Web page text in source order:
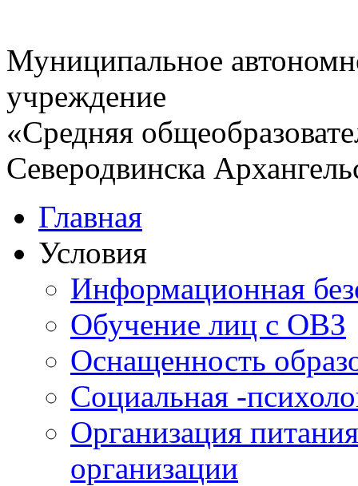
Муниципальное
учреждение
«Средняя
Северодвинска
Главная
Условия
Информационная
Обучение лиц с ОВЗ
Оснащенность
Социальная -
Организация
организации